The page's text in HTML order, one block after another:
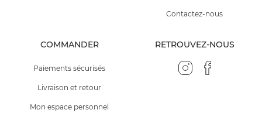
Contactez-nous
COMMANDER
Paiements sécurisés
Livraison et retour
Mon espace personnel
RETROUVEZ-NOUS